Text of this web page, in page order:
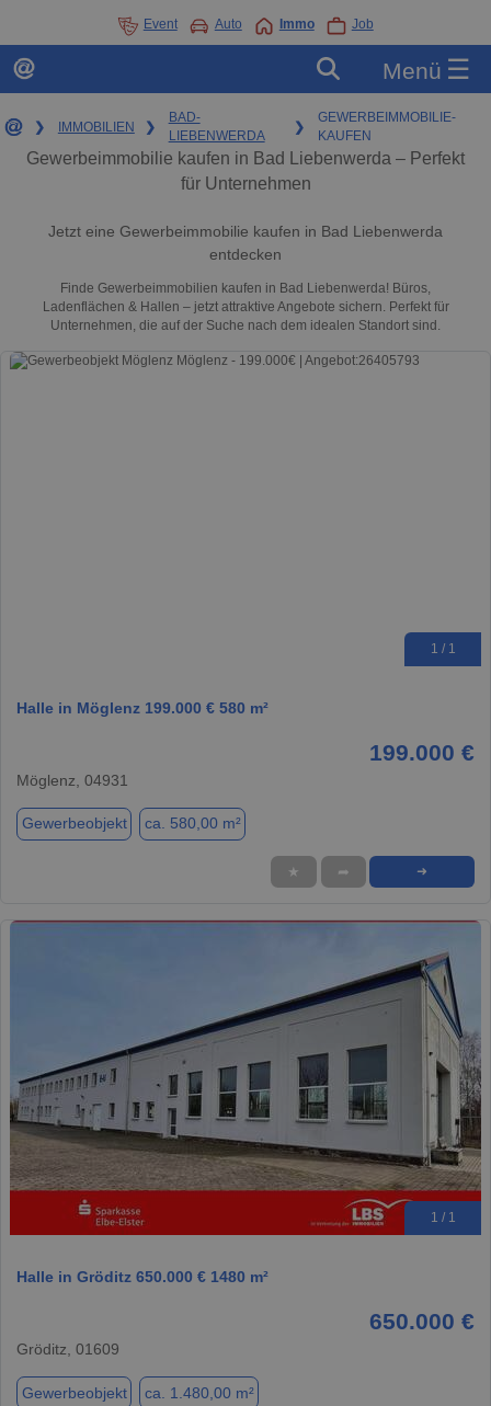
Event Auto Immo Job
Menü ☰
❯ IMMOBILIEN ❯
BAD-
LIEBENWERDA
❯
GEWERBEIMMOBILIE-
KAUFEN
Gewerbeimmobilie kaufen in Bad Liebenwerda – Perfekt
für Unternehmen
Jetzt eine Gewerbeimmobilie kaufen in Bad Liebenwerda
entdecken
Finde Gewerbeimmobilien kaufen in Bad Liebenwerda! Büros,
Ladenflächen & Hallen – jetzt attraktive Angebote sichern. Perfekt für
Unternehmen, die auf der Suche nach dem idealen Standort sind.
1 / 1
Halle in Möglenz 199.000 € 580 m²
199.000 €
Möglenz, 04931
Gewerbeobjekt ca. 580,00 m²
★ ➦ ➜
1 / 1
Halle in Gröditz 650.000 € 1480 m²
650.000 €
Gröditz, 01609
Gewerbeobjekt ca. 1.480,00 m²